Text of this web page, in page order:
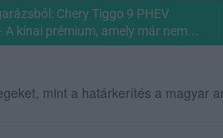
Chery Tiggo 9 PHEV
A kínai prémium, amely már nem...
mint a határkerítés a magyar